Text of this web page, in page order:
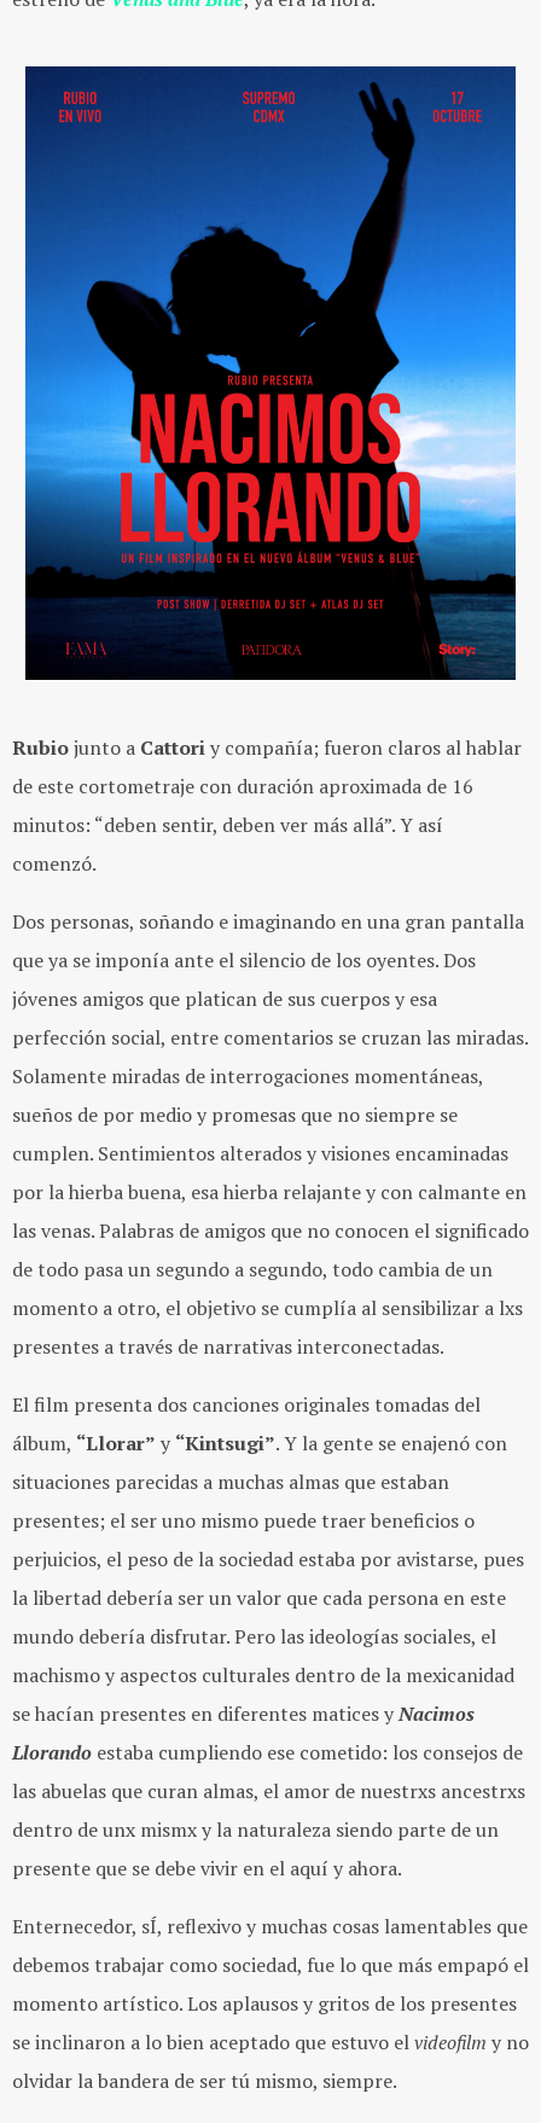
Rubiojunto a Cattoriy compañía; fueron claros al hablar
de este cortometraje con duración aproximada de 16
minutos: “deben sentir, deben ver más allá”. Y así
comenzó.
Dos personas, soñando e imaginando en una gran pantalla
que ya se imponía ante el silencio de los oyentes. Dos
jóvenes amigos que platican de sus cuerpos y esa
perfección social, entre comentarios se cruzan las miradas.
Solamente miradas de interrogaciones momentáneas,
sueños de por medio y promesas que no siempre se
cumplen. Sentimientos alterados y visiones encaminadas
por la hierba buena, esa hierba relajante y con calmante en
las venas. Palabras de amigos que no conocen el significado
de todo pasa un segundo a segundo, todo cambia de un
momento a otro, el objetivo se cumplía al sensibilizar a lxs
presentes a través de narrativas interconectadas.
El film presenta dos canciones originales tomadas del
álbum, “Llorar” y “Kintsugi”. Y la gente se enajenó con
situaciones parecidas a muchas almas que estaban
presentes; el ser uno mismo puede traer beneficios o
perjuicios, el peso de la sociedad estaba por avistarse, pues
la libertad debería ser un valor que cada persona en este
mundo debería disfrutar. Pero las ideologías sociales, el
machismo y aspectos culturales dentro de la mexicanidad
se hacían presentes en diferentes matices yNacimos
Llorando estaba cumpliendo ese cometido: los consejos de
las abuelas que curan almas, el amor de nuestrxs ancestrxs
dentro de unx mismx y la naturaleza siendo parte de un
presente que se debe vivir en el aquí y ahora.
Enternecedor, sÍ, reflexivo y muchas cosas lamentables que
debemos trabajar como sociedad, fue lo que más empapó el
momento artístico. Los aplausos y gritos de los presentes
se inclinaron a lo bien aceptado que estuvo elvideofilm y no
olvidar la bandera de ser tú mismo, siempre.